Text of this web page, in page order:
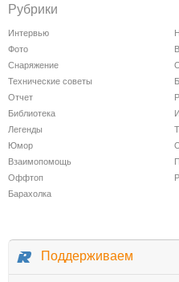
Рубрики
Интервью
Фото
Снаряжение
Технические советы
Отчет
Библиотека
Легенды
Юмор
Взаимопомощь
Оффтоп
Барахолка
Поддерживаем